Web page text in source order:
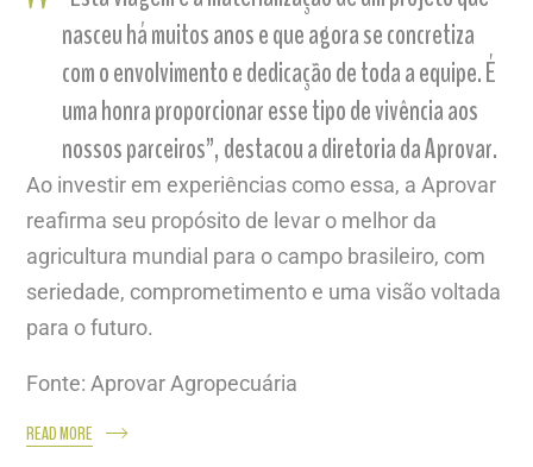
nasceu há muitos anos e que agora se concretiza
com o envolvimento e dedicação de toda a equipe. É
uma honra proporcionar esse tipo de vivência aos
nossos parceiros”, destacou a diretoria da Aprovar.
Ao investir em experiências como essa, a Aprovar
reafirma seu propósito de levar o melhor da
agricultura mundial para o campo brasileiro, com
seriedade, comprometimento e uma visão voltada
para o futuro.
Fonte: Aprovar Agropecuária
READ MORE